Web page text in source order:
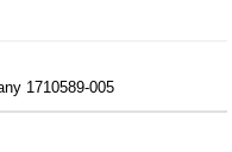
1710589-005